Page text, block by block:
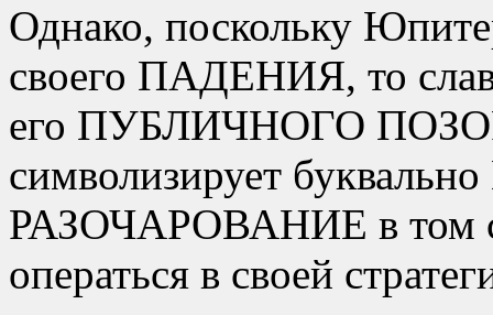
Однако, поскольку
своего ПАДЕНИЯ, то
его ПУБЛИЧНОГО
символизирует
РАЗОЧАРОВАНИЕ в том
операться в своей